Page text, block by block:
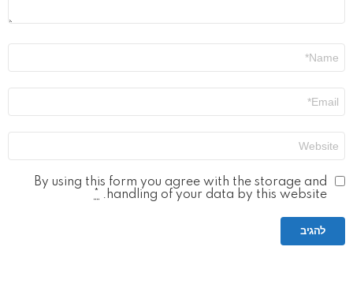
By using this form you agree with the storage and
handling of your data by this website.